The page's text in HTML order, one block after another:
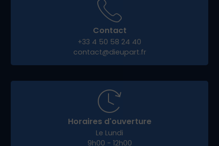
Contact
+33 4 50 58 24 40
contact@dieupart.fr
Horaires d'ouverture
Le Lundi
9h00 - 12h00